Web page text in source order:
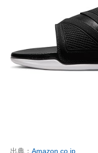
出典： Amazon.co.jp